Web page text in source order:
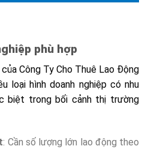
phù hợp
Công Ty Cho Thuê Lao Động
loại hình doanh nghiệp có nhu
biệt trong bối cảnh thị trường
: Cần số lượng lớn lao động theo